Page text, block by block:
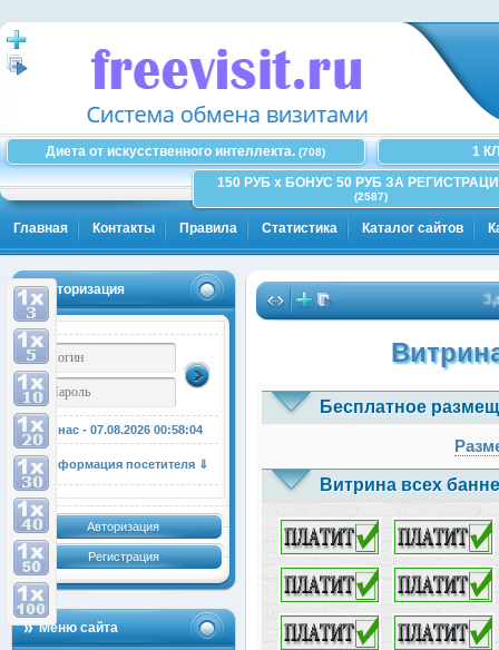
Диета от искусственного интеллекта. (708)
1
150 РУБ x БОНУС 50 РУБ ЗА
(2587)
Главная Контакты Правила Статистика Каталог сайтов
Авторизация
У нас - 07.08.2026 00:58:05
Информация посетителя ⇓
Авторизация
Регистрация
Меню сайта
Бесплатное
Витрина всех